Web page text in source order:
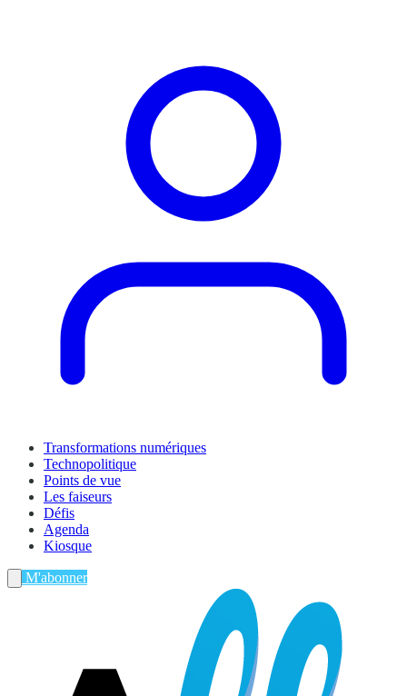
Transformations numériques
Technopolitique
Points de vue
Les faiseurs
Défis
Agenda
Kiosque
M'abonner